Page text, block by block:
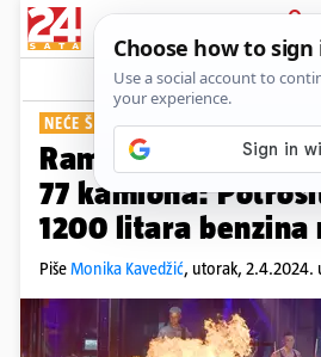
PRIJAVA
Show
NEĆE ŠTEDJETI
Rammstein će u
77 kamiona:
1200 litara benzina
PišeMonika Kavedžić, utorak, 2.4.2024.